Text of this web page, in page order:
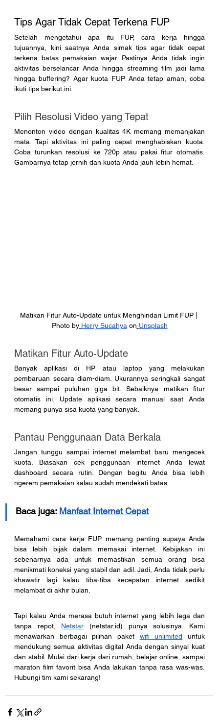
Tips Agar Tidak Cepat Terkena FUP
Setelah mengetahui apa itu FUP, cara kerja hingga
tujuannya, kini saatnya Anda simak tips agar tidak cepat
terkena batas pemakaian wajar. Pastinya Anda tidak ingin
aktivitas berselancar Anda hingga streaming film jadi lama
hingga buffering? Agar kuota FUP Anda tetap aman, coba
ikuti tips berikut ini.
Pilih Resolusi Video yang Tepat
Menonton video dengan kualitas 4K memang memanjakan
mata. Tapi aktivitas ini paling cepat menghabiskan kuota.
Coba turunkan resolusi ke 720p atau pakai fitur otomatis.
Gambarnya tetap jernih dan kuota Anda jauh lebih hemat.
Matikan Fitur Auto-Update untuk Menghindari Limit FUP |
Photo by Herry Sucahya on Unsplash
Matikan Fitur Auto-Update
Banyak aplikasi di HP atau laptop yang melakukan
pembaruan secara diam-diam. Ukurannya seringkali sangat
besar sampai puluhan giga bit. Sebaiknya matikan fitur
otomatis ini. Update aplikasi secara manual saat Anda
memang punya sisa kuota yang banyak.
Pantau Penggunaan Data Berkala
Jangan tunggu sampai internet melambat baru mengecek
kuota. Biasakan cek penggunaan internet Anda lewat
dashboard secara rutin. Dengan begitu Anda bisa lebih
ngerem pemakaian kalau sudah mendekati batas.
Baca juga: Manfaat Internet Cepat
Memahami cara kerja FUP memang penting supaya Anda
bisa lebih bijak dalam memakai internet. Kebijakan ini
sebenarnya ada untuk memastikan semua orang bisa
menikmati koneksi yang stabil dan adil. Jadi, Anda tidak perlu
khawatir lagi kalau tiba-tiba kecepatan internet sedikit
melambat di akhir bulan.
Tapi kalau Anda merasa butuh internet yang lebih lega dan
tanpa repot, Netstar (netstar.id) punya solusinya. Kami
menawarkan berbagai pilihan paket wifi unlimited untuk
mendukung semua aktivitas digital Anda dengan sinyal kuat
dan stabil. Mulai dari kerja dari rumah, belajar online, sampai
maraton film favorit bisa Anda lakukan tanpa rasa was-was.
Hubungi tim kami sekarang!